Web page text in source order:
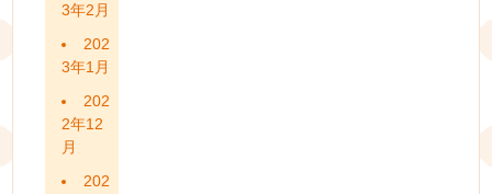
3年2月
202
3年1月
202
2年12
月
202